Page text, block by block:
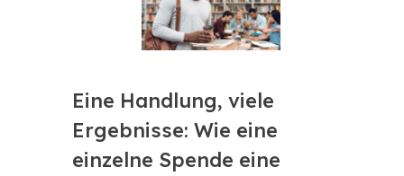
Eine Handlung, viele
Ergebnisse: Wie eine
einzelne Spende eine